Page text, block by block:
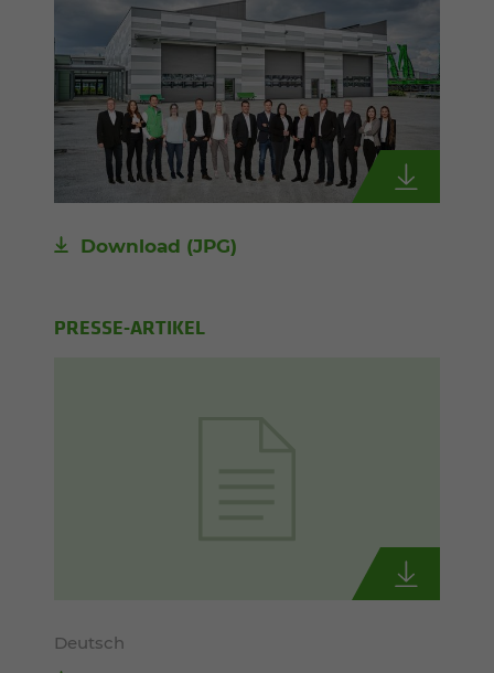
Download (JPG)
PRESSE-ARTIKEL
Deutsch